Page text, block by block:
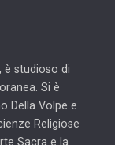
è studioso di
Si è
Della Volpe e
Religiose
Sacra e la